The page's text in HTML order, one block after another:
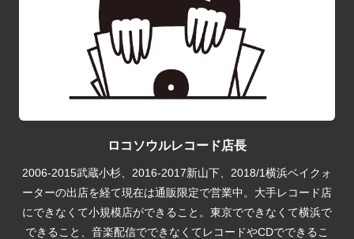
ロコソウルレコード店長
2006-2015武蔵小杉、2016-2017新山下、2018/1横浜ベイクォ
ーターの出店を経て現在は通販限定で営業中。大手レコード店
にできなくて小規模店ができること。東京でできなくて横浜で
できること、音楽配信でできなくてレコードやCDでできるこ